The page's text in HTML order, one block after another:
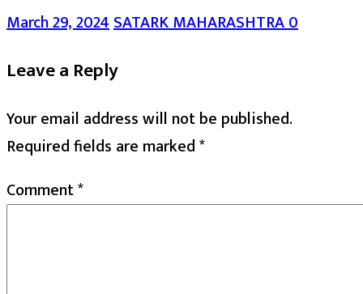
March 29, 2024SATARK MAHARASHTRA0
Leave a Reply
Your email address will not be published.
Required fields are marked*
Comment*